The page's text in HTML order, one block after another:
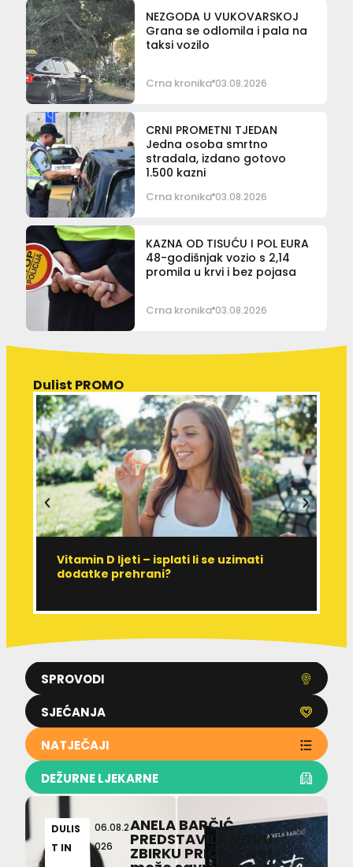
NEZGODA U VUKOVARSKOJ
Grana se odlomila i pala na
taksi vozilo
Crna kronika 03.08.2026
CRNI PROMETNI TJEDAN
Jedna osoba smrtno
stradala, izdano gotovo
1.500 kazni
Crna kronika 03.08.2026
KAZNA OD TISUĆU I POL EURA
48-godišnjak vozio s 2,14
promila u krvi i bez pojasa
Crna kronika 03.08.2026
SPROVODI
SJEĆANJA
NATJEČAJI
DEŽURNE LJEKARNE
Dulist PROMO
Vitamin D ljeti – isplati li se uzimati
dodatke prehrani?
DULIS
T IN
06.08.2
026
ANELA BARČIĆ
PREDSTAVILA NOVU
ZBIRKU PRIČA ‘Život